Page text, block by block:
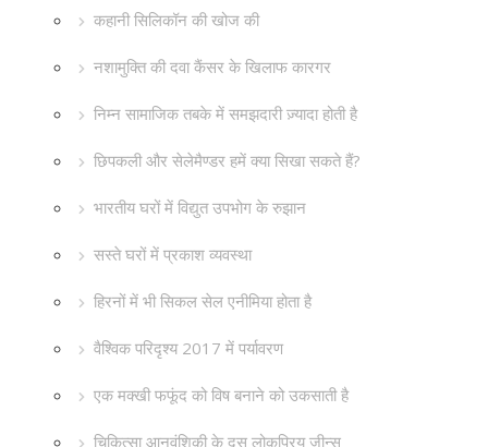
कहानी सिलिकॉन की खोज की
नशामुक्ति की दवा कैंसर के खिलाफ कारगर
निम्न सामाजिक तबके में समझदारी ज़्यादा होती है
छिपकली और सेलेमैण्डर हमें क्या सिखा सकते हैं?
भारतीय घरों में विद्युत उपभोग के रुझान
सस्ते घरों में प्रकाश व्यवस्था
हिरनों में भी सिकल सेल एनीमिया होता है
वैश्विक परिदृश्य 2017 में पर्यावरण
एक मक्खी फफूंद को विष बनाने को उकसाती है
चिकित्सा आनुवंशिकी के दस लोकप्रिय जीन्स